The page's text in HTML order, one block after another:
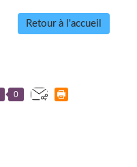
Retour à l'accueil
0